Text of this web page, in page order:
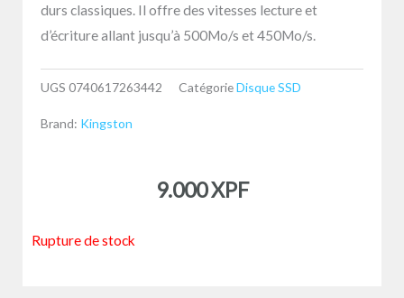
durs classiques. Il offre des vitesses lecture et
d’écriture allant jusqu’à 500Mo/s et 450Mo/s.
UGS 0740617263442 CatégorieDisque SSD
Brand: Kingston
9.000XPF
Rupture de stock